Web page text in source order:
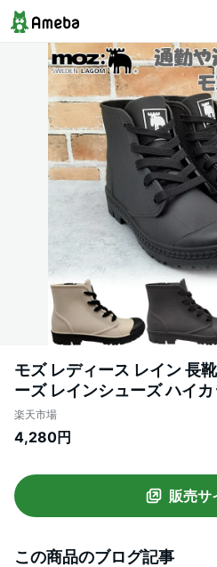
モズ レディース レイン 長
ーズ レインシューズ ハイカ
梅雨対策 通勤 通学 送り迎え
ゃれ ブラック 黒 ベージュ
楽天市場
4,280円
販売サ
この商品のブログ記事